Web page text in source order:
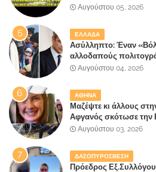
Αυγούστου 05, 2026
ΕΛΛΑΔΑ
Ασύλληπτο: Έναν
αλλοδαπούς
κυβέρνηση!
Αυγούστου 04, 2026
ΑΘΗΝΑ
Μαζέψτε κι άλλους
Αφγανός σκότωσε την
κάνει τη σύντροφό του
Αυγούστου 03, 2026
ΔΑΣΟΠΥΡΟΣΒΕΣΗ
Πρόεδρος